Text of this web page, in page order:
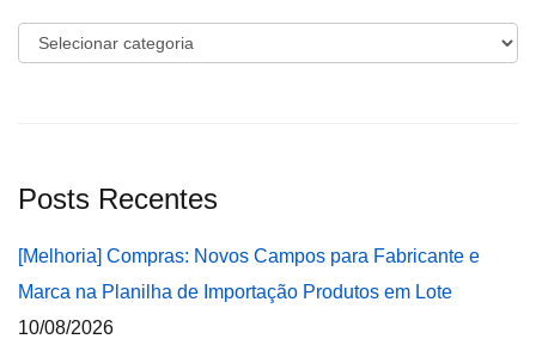
Categorias
Posts Recentes
[Melhoria] Compras: Novos Campos para Fabricante e
Marca na Planilha de Importação Produtos em Lote
10/08/2026